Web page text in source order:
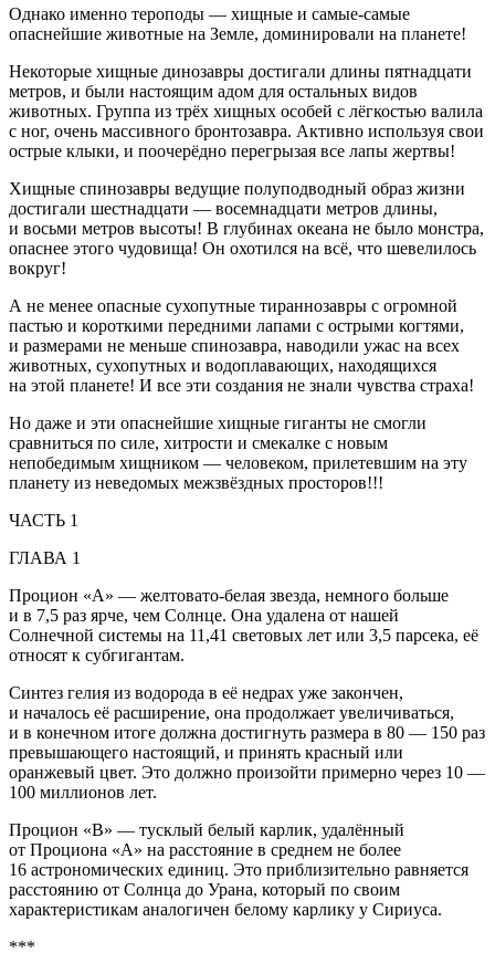
Однако именно тероподы — хищные и самые-самые
опаснейшие животные на Земле, доминировали на планете!
Некоторые хищные динозавры достигали длины пятнадцати
метров, и были настоящим адом для остальных видов
животных. Группа из трёх хищных особей с лёгкостью валила
с ног, очень массивного бронтозавра. Активно используя свои
острые клыки, и поочерёдно перегрызая все лапы жертвы!
Хищные спинозавры ведущие полуподводный образ жизни
достигали шестнадцати — восемнадцати метров длины,
и восьми метров высоты! В глубинах океана не было монстра,
опаснее этого чудовища! Он охотился на всё, что шевелилось
вокруг!
А не менее опасные сухопутные тираннозавры с огромной
пастью и короткими передними лапами с острыми когтями,
и размерами не меньше спинозавра, наводили ужас на всех
животных, сухопутных и водоплавающих, находящихся
на этой планете! И все эти создания не знали чувства страха!
Но даже и эти опаснейшие хищные гиганты не смогли
сравниться по силе, хитрости и смекалке с новым
непобедимым хищником — человеком, прилетевшим на эту
планету из неведомых межзвёздных просторов!!!
ЧАСТЬ 1
ГЛАВА 1
Процион «А» — желтовато-белая звезда, немного больше
и в 7,5 раз ярче, чем Солнце. Она удалена от нашей
Солнечной системы на 11,41 световых лет или 3,5 парсека, её
относят к субгигантам.
Синтез гелия из водорода в её недрах уже закончен,
и началось её расширение, она продолжает увеличиваться,
и в конечном итоге должна достигнуть размера в 80 — 150 раз
превышающего настоящий, и принять красный или
оранжевый цвет. Это должно произойти примерно через 10 —
100 миллионов лет.
Процион «В» — тусклый белый карлик, удалённый
от Проциона «А» на расстояние в среднем не более
16 астрономических единиц. Это приблизительно равняется
расстоянию от Солнца до Урана, который по своим
характеристикам аналогичен белому карлику у Сириуса.
***